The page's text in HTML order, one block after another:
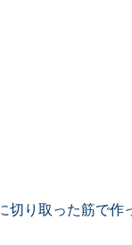
り取った筋で